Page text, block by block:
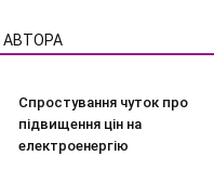
АВТОРА
Спростування чуток про
підвищення цін на
електроенергію